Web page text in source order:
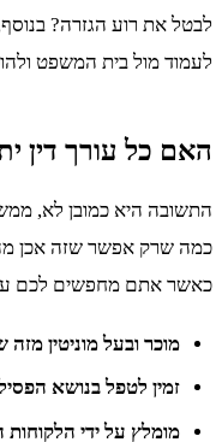
לבטל את רוע הגזרה?
לעמוד מול בית המשפט
האם כל עורך דין
התשובה היא כמובן לא,
כמה שרק אפשר שזה אכן מה
כאשר אתם מחפשים לכם
מוכר ובעל מוניטין מזה
זמין לטפל בנושא
מומלץ על ידי